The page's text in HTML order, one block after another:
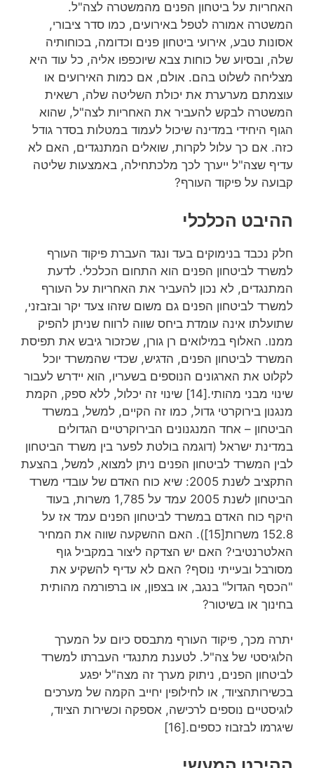
האחריות על ביטחון הפנים מהמשטרה לצה"ל.
המשטרה אמורה לטפל באירועים, כמו סדר ציבורי,
אסונות טבע, אירועי ביטחון פנים וכדומה, בכוחותיה
שלה, ובסיוע של כוחות צבא שיוכפפו אליה, כל עוד היא
מצליחה לשלוט בהם. אולם, אם כמות האירועים או
עוצמתם מערערת את יכולת השליטה שלה, רשאית
המשטרה לבקש להעביר את האחריות לצה"ל, שהוא
הגוף היחידי במדינה שיכול לעמוד במטלות בסדר גודל
כזה. אם כך עלול לקרות, שואלים המתנגדים, האם לא
עדיף שצה"ל ייערך לכך מלכתחילה, באמצעות שליטה
קבועה על פיקוד העורף?
ההיבט הכלכלי
חלק נכבד בנימוקים בעד ונגד העברת פיקוד העורף
למשרד לביטחון הפנים הוא התחום הכלכלי. לדעת
המתנגדים, לא נכון להעביר את האחריות על העורף
למשרד לביטחון הפנים גם משום שזהו צעד יקר ובזבזני,
שתועלתו אינה עומדת ביחס שווה לרווח שניתן להפיק
ממנו. האלוף במילואים רן גורן, שכזכור גיבש את תפיסת
המשרד לביטחון הפנים, הדגיש, שכדי שהמשרד יוכל
לקלוט את הארגונים הנוספים בשעריו, הוא יידרש לעבור
שינוי מבני מהותי.[14] שינוי זה יכלול, ללא ספק, הקמת
מנגנון בירוקרטי גדול, כמו זה הקיים, למשל, במשרד
הביטחון – אחד המנגנונים הבירוקרטיים הגדולים
במדינת ישראל (דוגמה בולטת לפער בין משרד הביטחון
לבין המשרד לביטחון הפנים ניתן למצוא, למשל, בהצעת
התקציב לשנת 2005: שיא כוח האדם של עובדי משרד
הביטחון לשנת 2005 עמד על 1,785 משרות, בעוד
היקף כוח האדם במשרד לביטחון הפנים עמד אז על
152.8 משרות[15]). האם ההשקעה שווה את המחיר
האלטרנטיבי? האם יש הצדקה ליצור במקביל גוף
מסורבל ובעייתי נוסף? האם לא עדיף להשקיע את
"הכסף הגדול" בנגב, או בצפון, או ברפורמה מהותית
בחינוך או בשיטור?
יתרה מכך, פיקוד העורף מתבסס כיום על המערך
הלוגיסטי של צה"ל. לטענת מתנגדי העברתו למשרד
לביטחון הפנים, ניתוק מערך זה מצה"ל יפגע
בכשירותהציוד, או לחילופין יחייב הקמה של מערכים
לוגיסטיים נוספים לרכישה, אספקה וכשירות הציוד,
שיגרמו לבזבוז כספים.[16]